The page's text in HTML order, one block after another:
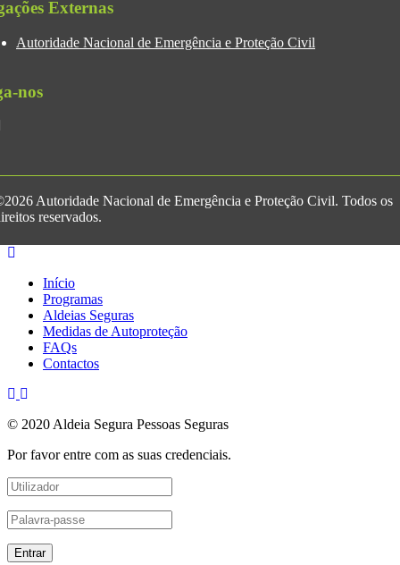
Externas
Autoridade Nacional de Emergência e Proteção Civil
nos
Autoridade Nacional de Emergência e Proteção Civil. Todos os
reservados.
Início
Programas
Aldeias Seguras
Medidas de Autoproteção
FAQs
Contactos
© 2020 Aldeia Segura Pessoas Seguras
Por favor entre com as suas credenciais.